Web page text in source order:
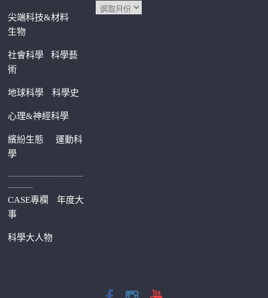
尖端科技&材料
生物
社會科學科學藝
術
地球科學 科學史
心理&神經科學
繽紛生態運動科
學
—————————
———
CASE專欄
年度大
事
科學大人物